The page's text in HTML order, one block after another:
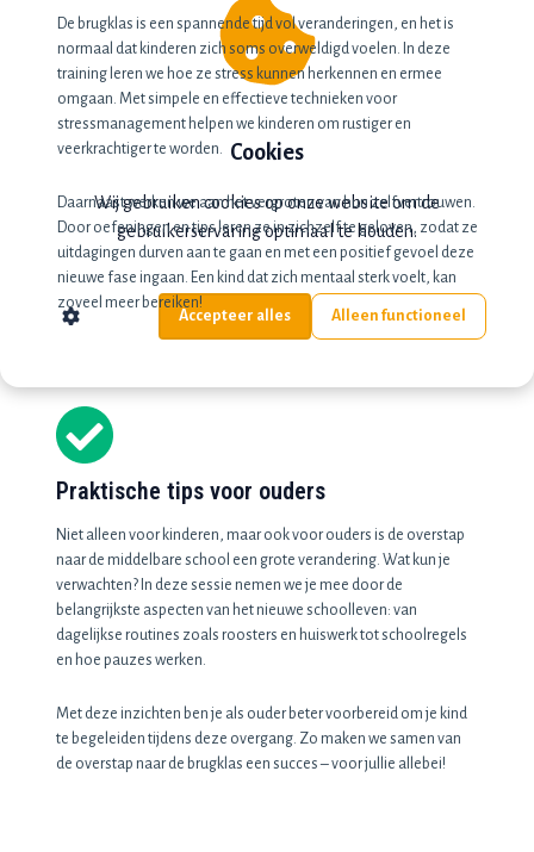
De brugklas is een spannende tijd vol veranderingen, en het is
normaal dat kinderen zich soms overweldigd voelen. In deze
training leren we hoe ze stress kunnen herkennen en ermee
omgaan. Met simpele en effectieve technieken voor
stressmanagement helpen we kinderen om rustiger en
veerkrachtiger te worden.
Daarnaast werken we aan het vergroten van hun zelfvertrouwen.
Door oefeningen en tips leren ze in zichzelf te geloven, zodat ze
uitdagingen durven aan te gaan en met een positief gevoel deze
nieuwe fase ingaan. Een kind dat zich mentaal sterk voelt, kan
zoveel meer bereiken!
Praktische tips voor ouders
Niet alleen voor kinderen, maar ook voor ouders is de overstap
naar de middelbare school een grote verandering. Wat kun je
verwachten? In deze sessie nemen we je mee door de
belangrijkste aspecten van het nieuwe schoolleven: van
dagelijkse routines zoals roosters en huiswerk tot schoolregels
en hoe pauzes werken.
Met deze inzichten ben je als ouder beter voorbereid om je kind
te begeleiden tijdens deze overgang. Zo maken we samen van
de overstap naar de brugklas een succes – voor jullie allebei!
Cookies
Wij gebruiken cookies op onze website om de
gebruikerservaring optimaal te houden.
Alleen functioneel
Accepteer alles